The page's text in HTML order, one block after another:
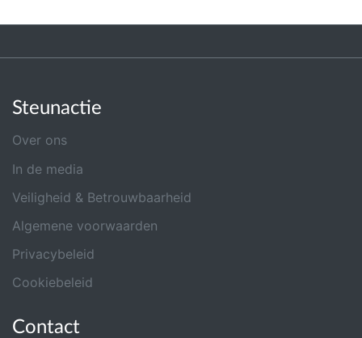
Steunactie
Over ons
In de media
Veiligheid & Betrouwbaarheid
Algemene voorwaarden
Privacybeleid
Cookiebeleid
Contact